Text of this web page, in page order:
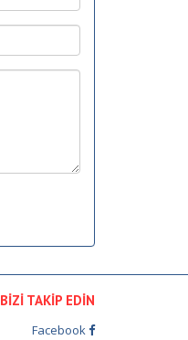
BİZİ TAKİP EDİN
Facebook